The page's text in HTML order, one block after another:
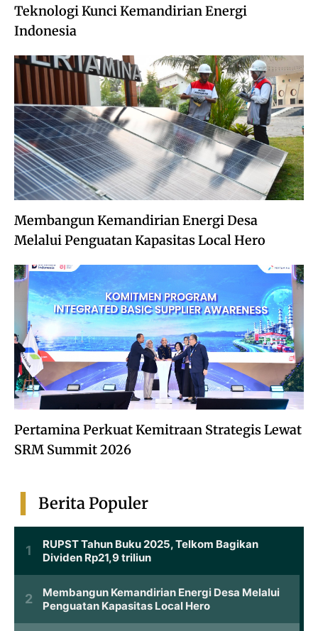
Teknologi Kunci Kemandirian Energi
Indonesia
Membangun Kemandirian Energi Desa
Melalui Penguatan Kapasitas Local Hero
Pertamina Perkuat Kemitraan Strategis Lewat
SRM Summit 2026
Berita Populer